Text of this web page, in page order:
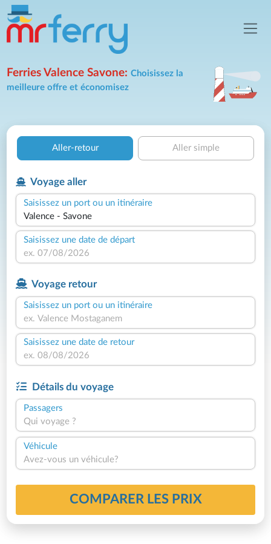
Ferries Valence Savone:Choisissez la
meilleure offre et économisez
Aller-retour Aller simple
Voyage aller
Saisissez un port ou un itinéraire
Saisissez une date de départ
Voyage retour
Saisissez un port ou un itinéraire
Saisissez une date de retour
Détails du voyage
Passagers
Qui voyage ?
Véhicule
Avez-vous un véhicule?
COMPARER LES PRIX